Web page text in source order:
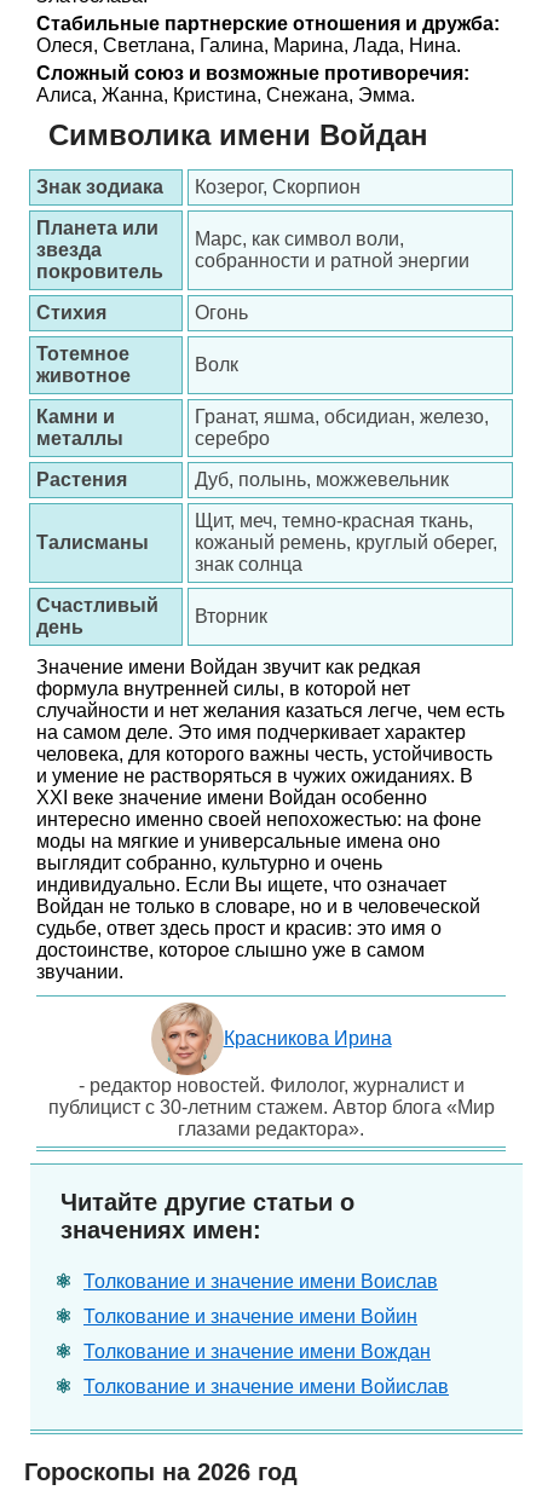
Стабильные партнерские отношения и дружба:
Олеся, Светлана, Галина, Марина, Лада, Нина.
Сложный союз и возможные противоречия:
Алиса, Жанна, Кристина, Снежана, Эмма.
Символика имени Войдан
Знак зодиака
Козерог, Скорпион
Планета или
звезда
покровитель
Марс, как символ воли,
собранности и ратной энергии
Стихия
Огонь
Тотемное
животное
Волк
Камни и
металлы
Гранат, яшма, обсидиан, железо,
серебро
Растения
Дуб, полынь, можжевельник
Талисманы
Щит, меч, темно-красная ткань,
кожаный ремень, круглый оберег,
знак солнца
Счастливый
день
Вторник
Значение имени Войдан звучит как редкая
формула внутренней силы, в которой нет
случайности и нет желания казаться легче, чем есть
на самом деле. Это имя подчеркивает характер
человека, для которого важны честь, устойчивость
и умение не растворяться в чужих ожиданиях. В
XXI веке значение имени Войдан особенно
интересно именно своей непохожестью: на фоне
моды на мягкие и универсальные имена оно
выглядит собранно, культурно и очень
индивидуально. Если Вы ищете, что означает
Войдан не только в словаре, но и в человеческой
судьбе, ответ здесь прост и красив: это имя о
достоинстве, которое слышно уже в самом
звучании.
Красникова Ирина
- редактор новостей. Филолог, журналист и
публицист с 30-летним стажем. Автор блога «Мир
глазами редактора».
Читайте другие статьи о
значениях имен:
Толкование и значение имени Воислав
Толкование и значение имени Войин
Толкование и значение имени Вождан
Толкование и значение имени Войислав
Гороскопы на 2026 год